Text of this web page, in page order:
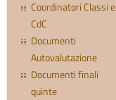
Coordinatori Classi e
CdC
Documenti
Autovalutazione
Documenti finali
quinte